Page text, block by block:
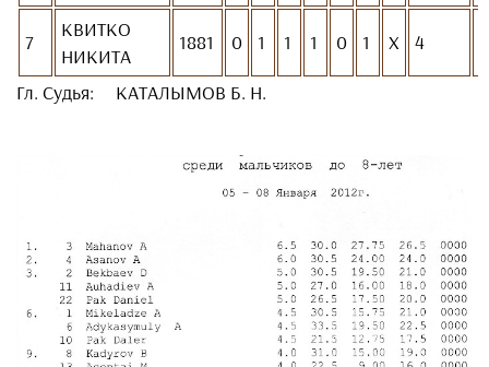
7
КВИТКО
НИКИТА
1881 0 1 1 1 0 1 Х 4
Гл. Судья: КАТАЛЫМОВ Б. Н.